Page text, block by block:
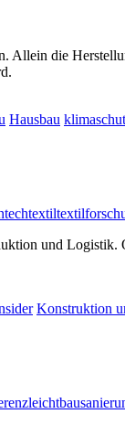
Allein die
Hausbau
techtextil
und
Konstruktion
leichtbau